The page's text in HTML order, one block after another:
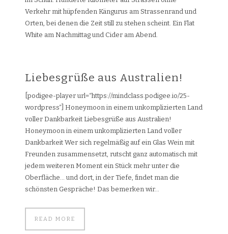
Verkehr mit hüpfenden Kängurus am Strassenrand und
Orten, bei denen die Zeit still zu stehen scheint. Ein Flat
White am Nachmittag und Cider am Abend.
Liebesgrüße aus Australien!
[podigee-player url=“https://mindclass.podigee.io/25-
wordpress“] Honeymoon in einem unkomplizierten Land
voller Dankbarkeit Liebesgrüße aus Australien!
Honeymoon in einem unkomplizierten Land voller
Dankbarkeit Wer sich regelmäßig auf ein Glas Wein mit
Freunden zusammensetzt, rutscht ganz automatisch mit
jedem weiteren Moment ein Stück mehr unter die
Oberfläche… und dort, in der Tiefe, findet man die
schönsten Gespräche! Das bemerken wir...
READ MORE